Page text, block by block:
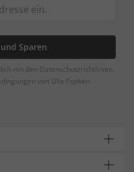
Sparen
mit den Datenschutzrichtlinien
von Ulla Popken